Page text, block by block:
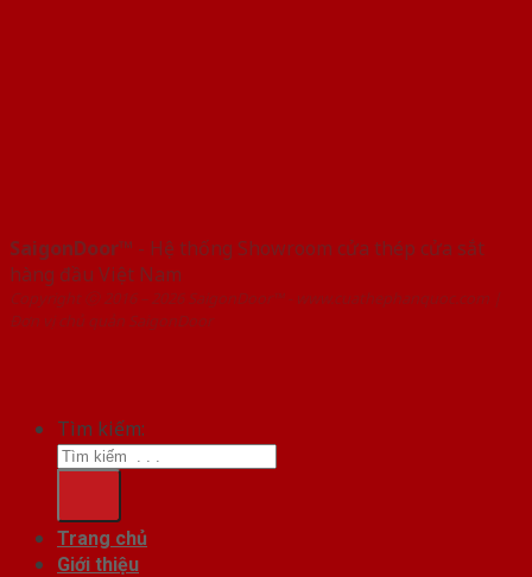
SaigonDoor™ - Hệ thống Showroom cửa thép cửa sắt
hàng đầu Việt Nam
Copyright ⓒ 2016 – 2026 SaigonDoor™ - www.cuathephanquoc.com |
Đơn vị chủ quản SaigonDoor
Tìm kiếm:
Trang chủ
Giới thiệu